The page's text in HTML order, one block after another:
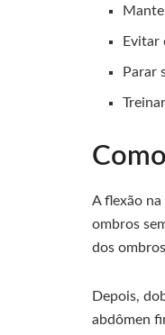
Evitar
Parar
A flexão
ombros
dos
Depois,
abdômen